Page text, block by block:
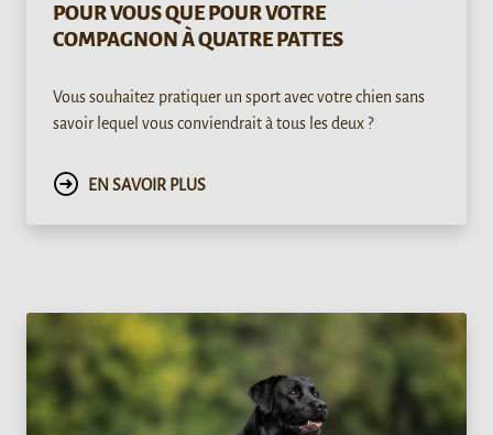
POUR VOUS QUE POUR VOTRE
COMPAGNON À QUATRE PATTES
Vous souhaitez pratiquer un sport avec votre chien sans
savoir lequel vous conviendrait à tous les deux ?
EN SAVOIR PLUS